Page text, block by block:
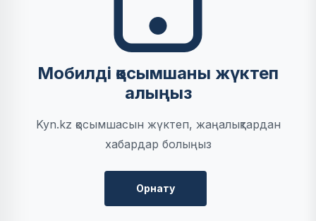
Мобилді қосымшаны жүктеп
алыңыз
Kyn.kz қосымшасын жүктеп, жаңалықтардан
хабардар болыңыз
Орнату